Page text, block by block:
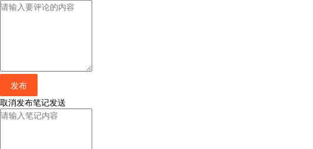
发布
取消发布笔记发送